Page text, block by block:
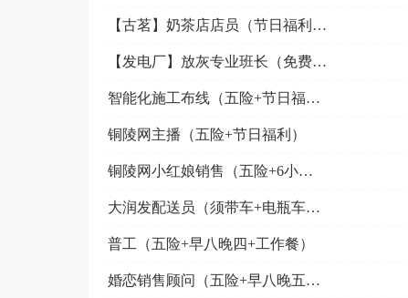
【古茗】奶茶店店员（节日福利+社保补贴+生日福利）
【发电厂】放灰专业班长（免费培训+节日福利）
智能化施工布线（五险+节日福利）
铜陵网主播（五险+节日福利）
铜陵网小红娘销售（五险+6小时工作制）
大润发配送员（须带车+电瓶车补贴）
普工（五险+早八晚四+工作餐）
婚恋销售顾问（五险+早八晚五+调休）